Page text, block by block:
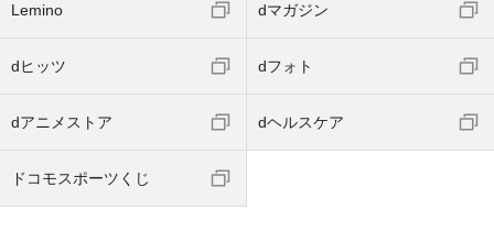
Lemino dマガジン
dヒッツ dフォト
dアニメストア dヘルスケア
ドコモスポーツくじ